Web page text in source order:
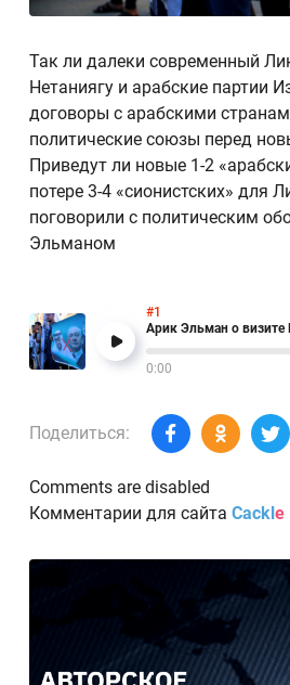
Так ли далеки современный
Нетаниягу и арабские партии
договоры с арабскими
политические союзы перед
Приведут ли новые 1-2
потере 3-4 «сионистских» для
поговорили с политическим
Эльманом
#1
Арик Эльман о визите
0:00
Поделиться:
Comments are disabled
Комментарии для сайта Cackl e